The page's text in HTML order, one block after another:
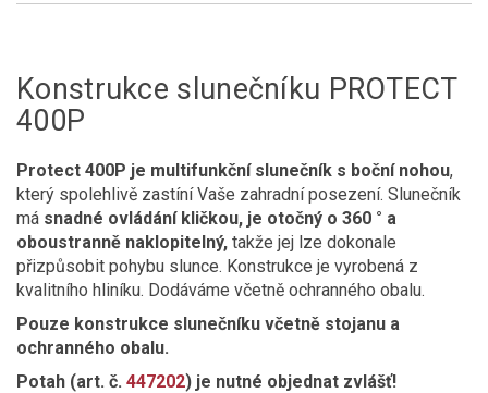
Konstrukce slunečníku PROTECT
400P
Protect 400P je multifunkční slunečník s boční nohou,
který spolehlivě zastíní Vaše zahradní posezení. Slunečník
má snadné ovládání kličkou, je otočný o 360 ° a
oboustranně naklopitelný, takže jej lze dokonale
přizpůsobit pohybu slunce. Konstrukce je vyrobená z
kvalitního hliníku. Dodáváme včetně ochranného obalu.
Pouze konstrukce slunečníku včetně stojanu a
ochranného obalu.
Potah (art. č. 447202) je nutné objednat zvlášť!